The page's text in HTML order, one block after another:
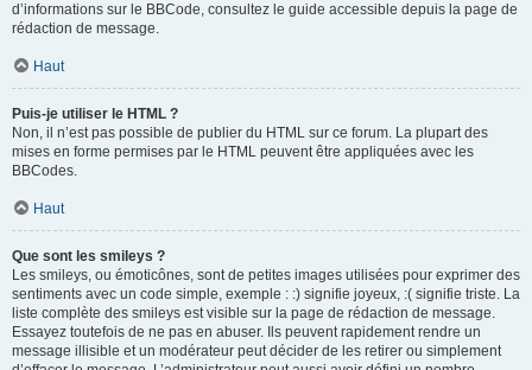
d’informations sur le BBCode, consultez le guide accessible depuis la page de
rédaction de message.
Haut
Puis-je utiliser le HTML ?
Non, il n’est pas possible de publier du HTML sur ce forum. La plupart des
mises en forme permises par le HTML peuvent être appliquées avec les
BBCodes.
Haut
Que sont les smileys ?
Les smileys, ou émoticônes, sont de petites images utilisées pour exprimer des
sentiments avec un code simple, exemple : :) signifie joyeux, :( signifie triste. La
liste complète des smileys est visible sur la page de rédaction de message.
Essayez toutefois de ne pas en abuser. Ils peuvent rapidement rendre un
message illisible et un modérateur peut décider de les retirer ou simplement